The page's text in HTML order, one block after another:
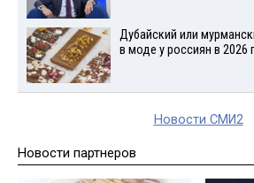
Дубайский или
в моде у россиян в 2026
Новости СМИ2
Новости партнеров